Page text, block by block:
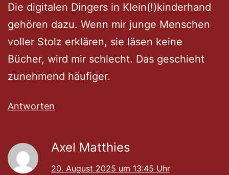
Die digitalen Dingers in Klein(!)kinderhand
gehören dazu. Wenn mir junge Menschen
voller Stolz erklären, sie läsen keine
Bücher, wird mir schlecht. Das geschieht
zunehmend häufiger.
Antworten
Axel Matthies
20. August 2025 um 13:45 Uhr